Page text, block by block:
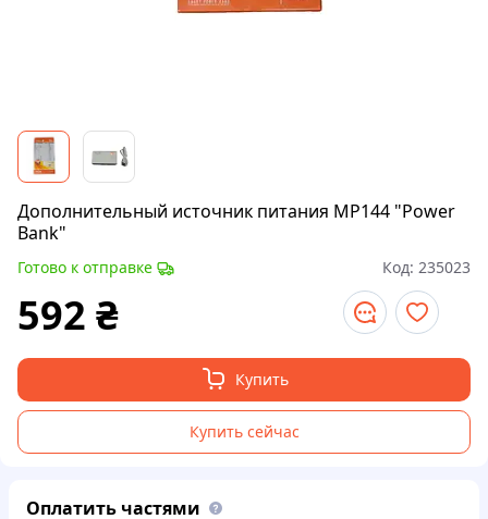
Дополнительный источник питания MP144 "Power
Bank"
Готово к отправке Код: 235023
592 ₴
Купить
Купить сейчас
Оплатить частями